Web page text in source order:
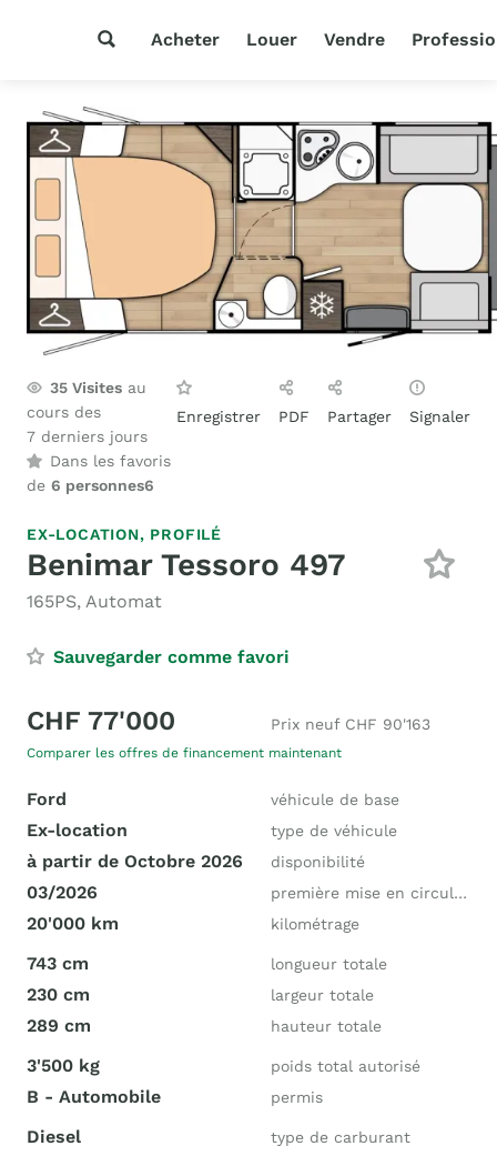
Acheter Louer Vendre
35 Visites au
cours des
7 derniers jours
Dans les favoris
de 6 personnes6
Enregistrer PDF Partager Signaler
EX-LOCATION, PROFILÉ
Benimar Tessoro 497
165PS, Automat
Sauvegarder comme favori
CHF 77'000 Prix neuf CHF 90'163
Comparer les offres de financement maintenant
Ford véhicule de base
Ex-location type de véhicule
à partir de Octobre 2026 disponibilité
03/2026 première mise en circulation
20'000 km kilométrage
743 cm longueur totale
230 cm largeur totale
289 cm hauteur totale
3'500 kg poids total autorisé
B - Automobile permis
Diesel type de carburant